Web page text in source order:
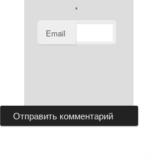
Email
*